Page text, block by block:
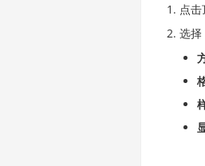
点
选择